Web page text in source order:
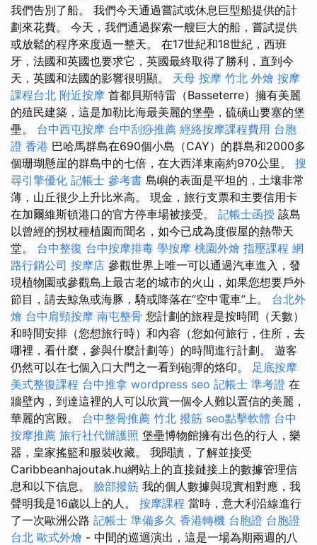
我們告別了船。 我們今天通過嘗試或休息巨型船提供的計
劃來花費。 今天，我們通過探索一艘巨大的船，嘗試提供
或放鬆的程序來度過一整天。 在17世紀和18世紀，西班
牙，法國和英國也要求它，英國最終取得了勝利，直到今
天，英國和法國的影響很明顯。 天母 按摩 竹北 外燴 按摩
課程台北 附近按摩 首都貝斯特雷（Basseterre）擁有美麗
的殖民建築，這是加勒比海最美麗的堡壘，硫磺山要塞的堡
壘。 台中西屯按摩 台中刮痧推薦 經絡按摩課程費用 台胞
證 香港 巴哈馬群島在690個小島（CAY）的群島和2000多
個珊瑚懸崖的群島中的七倍，在大西洋東南約970公里。 搜
尋引擎優化 記帳士 參考書 島嶼的表面是平坦的，土壤非常
薄，山丘很少上升比米高。 現金，旅行支票和主要信用卡
在加爾維斯頓港口的官方停車場被接受。 記帳士函授 該島
以曾經的拐杖種植園而聞名，如今已成為度假屋的熱帶天
堂。 台中整復 台中按摩排毒 學按摩 桃園外燴 指壓課程 網
路行銷公司 按摩店 參觀世界上唯一可以通過汽車進入，發
現植物園或參觀島上最古老的城市的火山，如果您想要戶外
節目，請去鯨魚或海豚，騎或降落在“空中電車”上。 台北外
燴 台中肩頸按摩 南屯整骨 您計劃的旅程是按時間（天數）
和時間安排（您想旅行時）和內容（您如何旅行，住所，去
哪裡，看什麼，參與什麼計劃等）的時間進行計劃。 遊客
仍然可以在七個入口大門之一看到砲彈的烙印。 足底按摩
美式整復課程 台中推拿 wordpress seo 記帳士 準考證 在
牆壁內，到達這裡的人可以欣賞一個令人難以置信的美麗，
華麗的宮殿。 台中整骨推薦 竹北 撥筋 seo點擊軟體 台中
按摩推薦 旅行社代辦護照 堡壘博物館擁有出色的行人，樂
器，皇家搖籃和服裝收藏。 我閱讀，了解並接受
Caribbeanhajoutak.hu網站上的直接鏈接上的數據管理信
息和以下信息。 臉部撥筋 我的個人數據與現實相對應，我
聲明我是16歲以上的人。 按摩課程 當時，意大利沿線進行
了一次歐洲公路 記帳士 準備多久 香港轉機 台胞證 台胞證
台北 歐式外燴 - 中間的巡迴演出，這是一場為期兩週的八